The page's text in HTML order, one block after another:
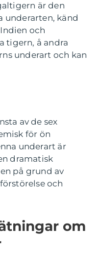
är den
underarten, känd
och
tigern, å andra
underart och kan
av de sex
för ön
underart är
dramatisk
på grund av
och
om